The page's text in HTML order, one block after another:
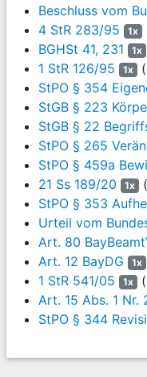
c) Der Senat ist zu der
Meinungsfreiheit des
berücksichtigt, dass die
einer Zurechtweisung
Konfliktsituationen im
dass der Angeklagte
und anschließend,
festgestellten
gegeben hatte, auf
Bedenken entgegen
d. Der Einwand der
4. Die Feststellungen
a. In Betracht kommt
und rücksichtslos
Sinne der Strafvorschrift
haltenden Fahrzeugen
Straßenraum bilden
Beschluss vom
4 StR 283/95 1x
BGHSt 41, 231
1x
1 StR 126/95
1x
StPO § 354
StGB § 223
StGB § 22
StPO § 265
StPO § 459a
21 Ss 189/20 1x
StPO § 353
Urteil vom
Art. 80
Art. 12 BayDG
1x
1 StR 541/05
1x
Art. 15 Abs. 1 Nr.
StPO § 344